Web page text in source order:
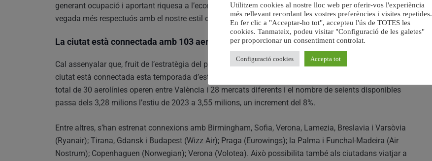
generant ocupació i aportant riquesa a l’economia local, mentre apostem per portar a un visitant cada
vegada més respectuós amb el nostre estil de vida i responsable amb l’entorn”, ha assenyalat Llobet.
La ciutat està connectada amb 103 aeroports, amb un augment del 8% en seients.
Cal assenyalar que, fruit de l’estratègia del programa de connectivitat de la Fundació Visit València, la
ciutat està connectada esta temporada d’estiu amb 103 aeroports enfront dels 98 del passat any. Un
total de 30 aerolínies operen entre València i 28 mercats diferents i el nombre de seients disponibles
passa dels 3,28 milions l’estiu de 2023 a 3,55 milions, un increment del 8%.
Entre altres, s’han estrenat connexions amb Birmingham, Sofia, Verona, Lamezia, Breslavia i Varsòvia
(Ryanair); Tirana, Gdansk i Budapest (Wizz Air); Praga (Eurowings); la Palma i Funchal-Madeira (Air
Nostrum); Copenhaguen (Norwegian); Verona (Volotea). Això possibilita també als ciutadans viatjar a
Utilitzem cookies al nostre lloc web per oferir-vos l'experiència
més rellevant recordant les vostres preferències i visites repetides.
En fer clic a "Acceptar-ho tot", accepteu l'ús de TOTES les
cookies. Tanmateix, podeu visitar "Configuració de les galetes"
per proporcionar un consentiment controlat.
Configuració cookies Accepta tot